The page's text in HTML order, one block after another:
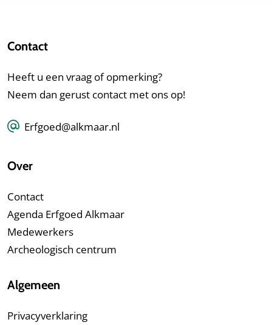
Contact
Heeft u een vraag of opmerking?
Neem dan gerust contact met ons op!
Erfgoed@alkmaar.nl
Over
Contact
Agenda Erfgoed Alkmaar
Medewerkers
Archeologisch centrum
Algemeen
Privacyverklaring